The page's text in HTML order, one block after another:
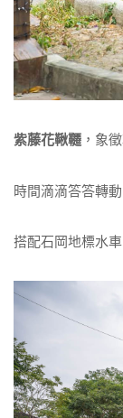
紫藤花鞦韆 ，象
時間滴滴答答轉
搭配石岡地標水